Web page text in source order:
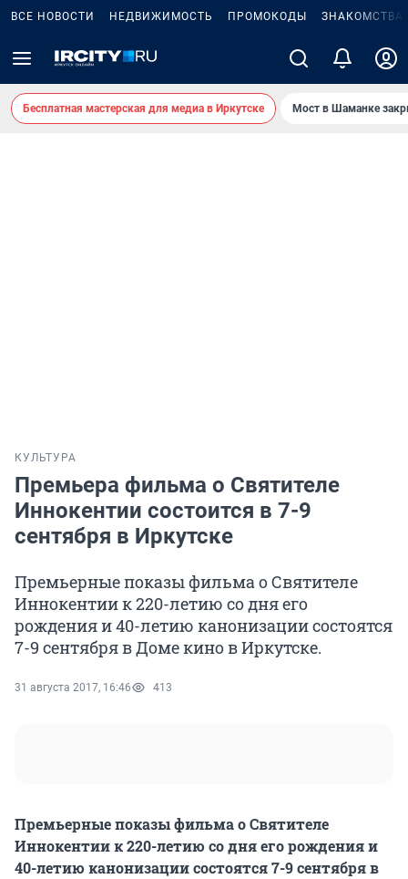
ВСЕ НОВОСТИ НЕДВИЖИМОСТЬ ПРОМОКОДЫ ЗНАКОМСТВА
Бесплатная мастерская для медиа в Иркутске Мост в Шаманке
КУЛЬТУРА
Премьера фильма о Святителе
Иннокентии состоится в 7-9
сентября в Иркутске
Премьерные показы фильма о Святителе
Иннокентии к 220-летию со дня его
рождения и 40-летию канонизации состоятся
7-9 сентября в Доме кино в Иркутске.
31 августа 2017, 16:46 413
Премьерные показы фильма о Святителе
Иннокентии к 220-летию со дня его рождения и
40-летию канонизации состоятся 7-9 сентября в